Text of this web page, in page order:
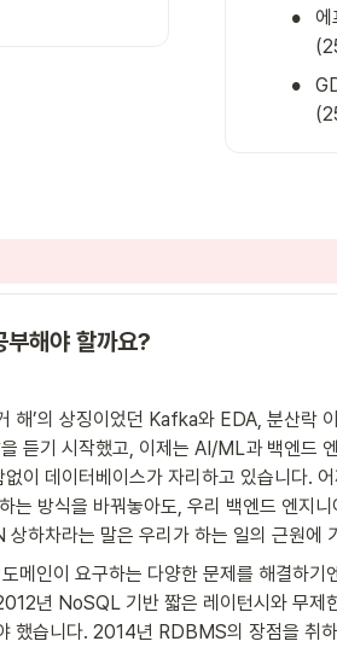
•
에
•
부해야 할까요?
해’의 상징이었던 Kafka와 EDA, 분산락
듣기 시작했고, 이제는 AI/ML과 백엔드
이 데이터베이스가 자리하고 있습니다.
는 방식을 바꿔놓아도, 우리 백엔드 엔지
하차라는 말은 우리가 하는 일의 근원에
메인이 요구하는 다양한 문제를 해결하기
년 NoSQL 기반 짧은 레이턴시와 무
했습니다. 2014년 RDBMS의 장점을 취